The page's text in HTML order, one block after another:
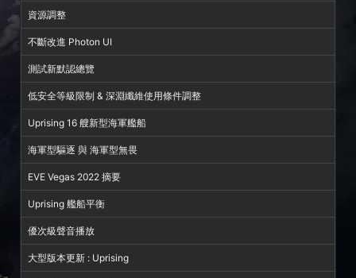
資源調整
不斷改進 Photon UI
測試新默認總覽
低安全等級限制 & 深淵纖維使用條件調整
Uprising 16 艘新型海軍艦船
海軍型驅逐 與 海軍型無畏
EVE Vegas 2022 摘要
Uprising 艦船平衡
優次級聲音播放
大型版本更新 : Uprising